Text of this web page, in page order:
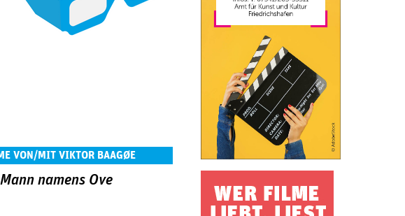
VON/MIT VIKTOR BAAGØE
namens Ove